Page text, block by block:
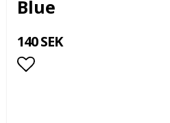
Blue
140 SEK